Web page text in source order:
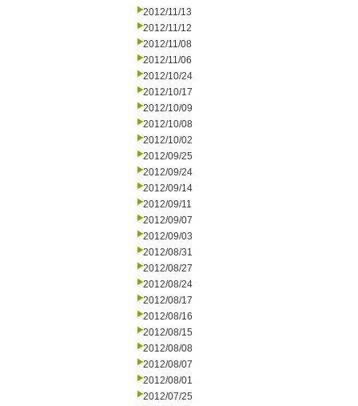
2012/11/13
2012/11/12
2012/11/08
2012/11/06
2012/10/24
2012/10/17
2012/10/09
2012/10/08
2012/10/02
2012/09/25
2012/09/24
2012/09/14
2012/09/11
2012/09/07
2012/09/03
2012/08/31
2012/08/27
2012/08/24
2012/08/17
2012/08/16
2012/08/15
2012/08/08
2012/08/07
2012/08/01
2012/07/25